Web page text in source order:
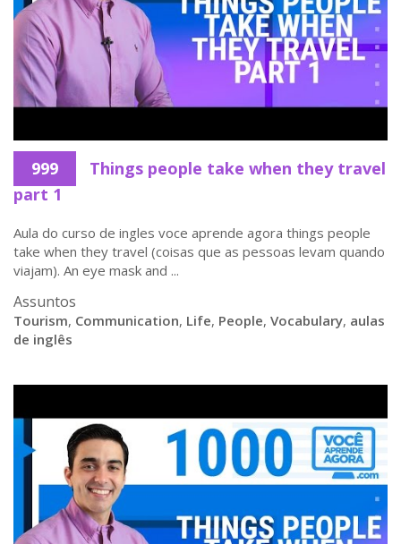
999
Things people take when they travel
part 1
Aula do curso de ingles voce aprende agora things people
take when they travel (coisas que as pessoas levam quando
viajam). An eye mask and ...
Assuntos
Tourism, Communication, Life, People, Vocabulary, aulas
de inglês